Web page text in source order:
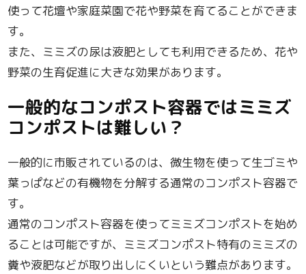
使って花壇や家庭菜園で花や野菜を育てることができま
す。
また、ミミズの尿は液肥としても利用できるため、花や
野菜の生育促進に大きな効果があります。
一般的なコンポスト容器ではミミズ
コンポストは難しい？
一般的に市販されているのは、微生物を使って生ゴミや
葉っぱなどの有機物を分解する通常のコンポスト容器で
す。
通常のコンポスト容器を使ってミミズコンポストを始め
ることは可能ですが、ミミズコンポスト特有のミミズの
糞や液肥などが取り出しにくいという難点があります。